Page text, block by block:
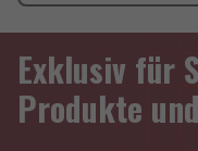
Exklusiv für
Produkte